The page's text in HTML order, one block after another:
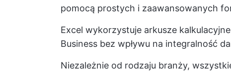
pomocą prostych i zaawansowanych
Excel wykorzystuje arkusze
Business bez wpływu na integralność
Niezależnie od rodzaju branży,